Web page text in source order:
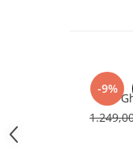
Imbracaminte de corp
Accesorii
-9%